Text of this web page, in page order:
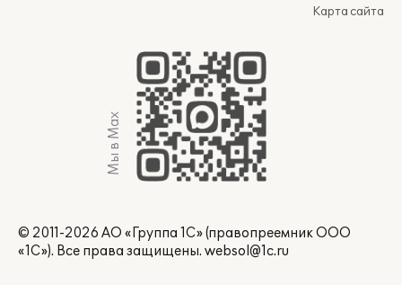
Карта сайта
Мы в Max
© 2011-2026 АО «Группа 1С» (правопреемник ООО
«1С»). Все права защищены. websol@1c.ru